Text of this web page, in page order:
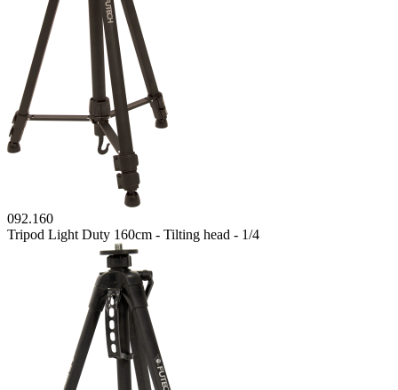
092.160
Tripod Light Duty 160cm - Tilting head - 1/4